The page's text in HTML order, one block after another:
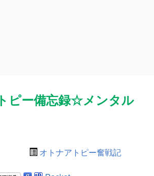
ピー備忘録☆メンタル
オトナアトピー奮戦記